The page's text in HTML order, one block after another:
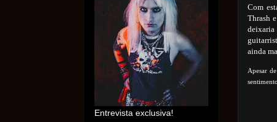
Com
Thrash
ainda
Apesar
Entrevista exclusiva!